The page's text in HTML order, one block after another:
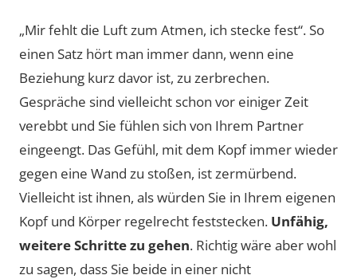
„Mir fehlt die Luft zum Atmen, ich stecke fest“. So
einen Satz hört man immer dann, wenn eine
Beziehung kurz davor ist, zu zerbrechen.
Gespräche sind vielleicht schon vor einiger Zeit
verebbt und Sie fühlen sich von Ihrem Partner
eingeengt. Das Gefühl, mit dem Kopf immer wieder
gegen eine Wand zu stoßen, ist zermürbend.
Vielleicht ist ihnen, als würden Sie in Ihrem eigenen
Kopf und Körper regelrecht feststecken. Unfähig,
weitere Schritte zu gehen. Richtig wäre aber wohl
zu sagen, dass Sie beide in einer nicht